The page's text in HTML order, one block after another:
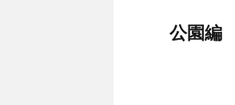
公園編